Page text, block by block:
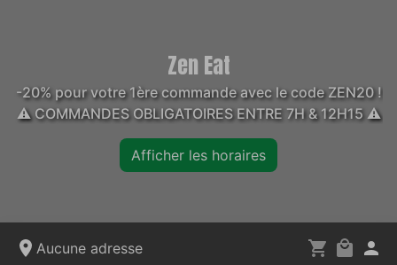
Zen Eat
-20% pour votre 1ère commande avec le code ZEN20 !
⚠️ COMMANDES OBLIGATOIRES ENTRE 7H & 12H15 ⚠️
Afficher les horaires
Aucune adresse